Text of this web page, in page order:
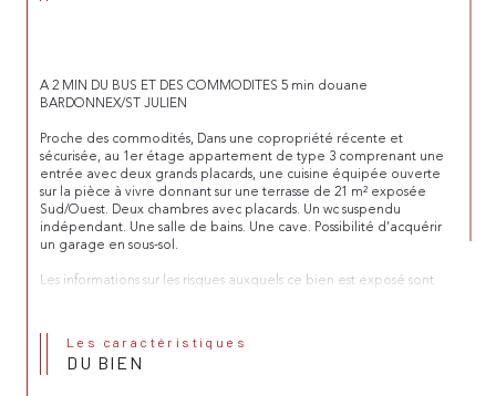
A 2 MIN DU BUS ET DES COMMODITES 5 min douane
BARDONNEX/ST JULIEN
Proche des commodités, Dans une copropriété récente et
sécurisée, au 1er étage appartement de type 3 comprenant une
entrée avec deux grands placards, une cuisine équipée ouverte
sur la pièce à vivre donnant sur une terrasse de 21 m² exposée
Sud/Ouest. Deux chambres avec placards. Un wc suspendu
indépendant. Une salle de bains. Une cave. Possibilité d'acquérir
un garage en sous-sol.
Les informations sur les risques auxquels ce bien est exposé sont
Les caractéristiques
DU BIEN